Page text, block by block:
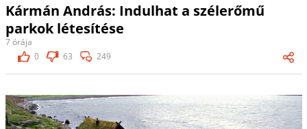
Kármán András: Indulhat a szélerőmű
parkok létesítése
7 órája
0
63 249